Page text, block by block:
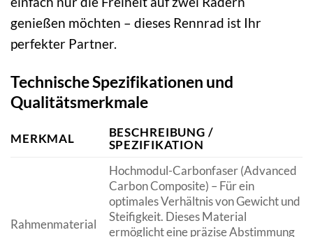
genießen möchten – dieses Rennrad ist Ihr
perfekter Partner.
Technische Spezifikationen und
Qualitätsmerkmale
MERKMAL
BESCHREIBUNG /
SPEZIFIKATION
Rahmenmaterial
Hochmodul-Carbonfaser (Advanced
Carbon Composite) – Für ein
optimales Verhältnis von Gewicht und
Steifigkeit. Dieses Material
ermöglicht eine präzise Abstimmung